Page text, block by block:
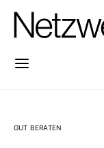
GUT BERATEN